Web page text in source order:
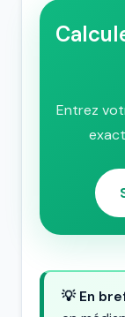
Entrez
💡 En